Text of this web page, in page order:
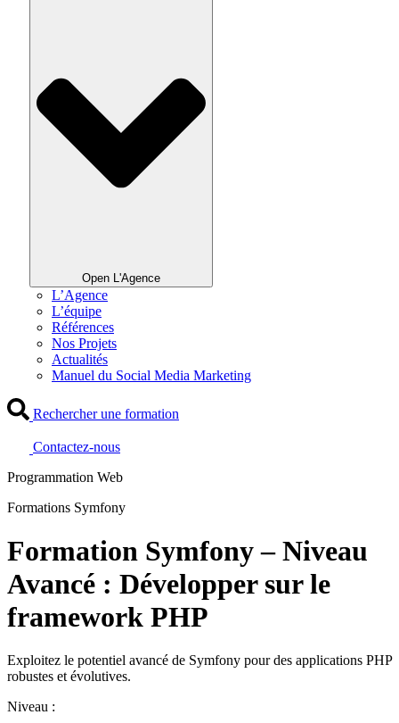
Open L'Agence
L’Agence
L’équipe
Références
Nos Projets
Actualités
Manuel du Social Media Marketing
Rechercher une formation
Contactez-nous
Programmation Web
Formations Symfony
Formation Symfony – Niveau
Avancé : Développer sur le
framework PHP
Exploitez le potentiel avancé de Symfony pour des applications PHP
robustes et évolutives.
Niveau :